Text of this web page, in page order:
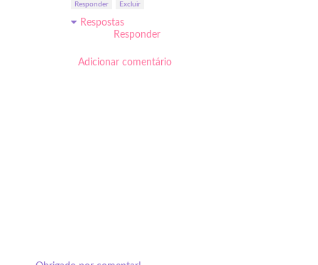
Responder Excluir
Respostas
Responder
Adicionar comentário